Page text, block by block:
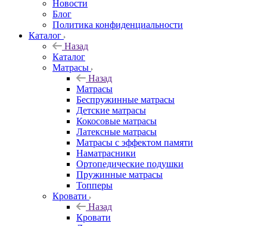
Новости
Блог
Политика конфиденциальности
Каталог
Назад
Каталог
Матрасы
Назад
Матрасы
Беспружинные матрасы
Детские матрасы
Кокосовые матрасы
Латексные матрасы
Матрасы с эффектом памяти
Наматрасники
Ортопедические подушки
Пружинные матрасы
Топперы
Кровати
Назад
Кровати